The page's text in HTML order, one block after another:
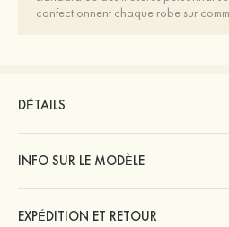
confectionnent chaque robe sur
DÉTAILS
INFO SUR LE MODÈLE
EXPÉDITION ET RETOUR